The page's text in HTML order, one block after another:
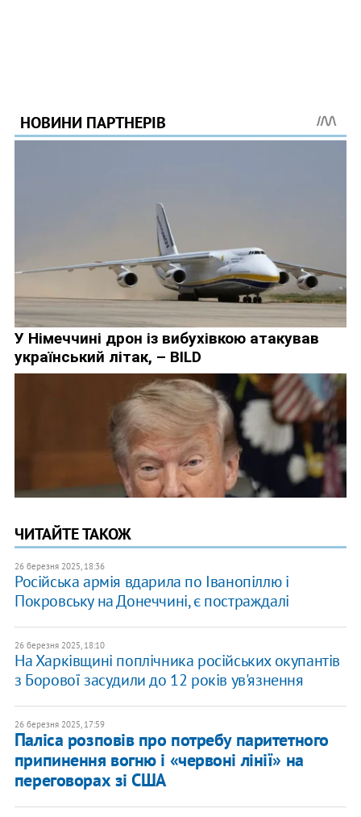
ЧИТАЙТЕ ТАКОЖ
26 березня 2025, 18:36
Російська армія вдарила по Іванопіллю і
Покровську на Донеччині, є постраждалі
26 березня 2025, 18:10
На Харківщині поплічника російських окупантів
з Борової засудили до 12 років ув'язнення
26 березня 2025, 17:59
Паліса розповів про потребу паритетного
припинення вогню і «червоні лінії» на
переговорах зі США